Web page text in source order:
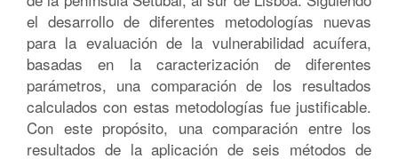
el desarrollo de diferentes metodologías nuevas
para la evaluación de la vulnerabilidad acuífera,
basadas en la caracterización de diferentes
parámetros, una comparación de los resultados
calculados con estas metodologías fue justificable.
Con este propósito, una comparación entre los
resultados de la aplicación de seis métodos de